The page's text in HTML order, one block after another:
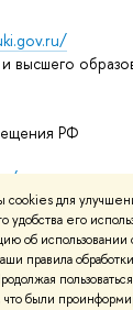
для
его
об использовании
правила
были
высшего
РФ
mooc
курсы
Адреса и контакты
Политика